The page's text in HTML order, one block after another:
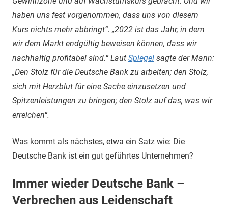
haben uns fest vorgenommen, dass uns von diesem
Kurs nichts mehr abbringt“. „2022 ist das Jahr, in dem
wir dem Markt endgültig beweisen können, dass wir
nachhaltig profitabel sind.“ Laut Spiegel sagte der Mann:
„Den Stolz für die Deutsche Bank zu arbeiten; den Stolz,
sich mit Herzblut für eine Sache einzusetzen und
Spitzenleistungen zu bringen; den Stolz auf das, was wir
erreichen“.
Was kommt als nächstes, etwa ein Satz wie: Die
Deutsche Bank ist ein gut geführtes Unternehmen?
Immer wieder Deutsche Bank –
Verbrechen aus Leidenschaft